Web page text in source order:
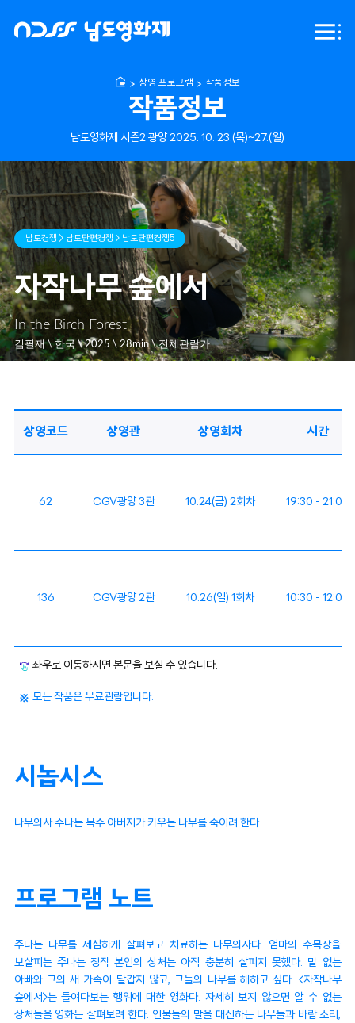
NDFF
남도영화제
전체
작품정보
남도영화제 시즌2 광양 2025. 10. 23.(목)~27.(월)
상영 프로그램 작품정보
남도경쟁 > 남도단편경쟁 > 남도단편경쟁5
자작나무 숲에서
In the Birch Forest
김필재 \ 한국 \ 2025 \ 28min \ 전체관람가
상영코드 상영관 상영회차 시간
62 CGV광양 3관 10.24(금) 2회차 19:30 - 21:03
136 CGV광양 2관 10.26(일) 1회차 10:30 - 12:03
좌우로 이동하시면 본문을 보실 수 있습니다.
모든 작품은 무료관람입니다.
시놉시스
나무의사 주나는 목수 아버지가 키우는 나무를 죽이려 한다.
프로그램 노트
주나는 나무를 세심하게 살펴보고 치료하는 나무의사다. 엄마의 수목장을
보살피는 주나는 정작 본인의 상처는 아직 충분히 살피지 못했다. 말 없는
아빠와 그의 새 가족이 달갑지 않고, 그들의 나무를 해하고 싶다. <자작나무
숲에서>는 들여다보는 행위에 대한 영화다. 자세히 보지 않으면 알 수 없는
상처들을 영화는 살펴보려 한다. 인물들의 말을 대신하는 나무들과 바람 소리,